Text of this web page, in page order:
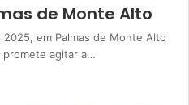
de Monte Alto
em Palmas de Monte Alto
promete agitar a…